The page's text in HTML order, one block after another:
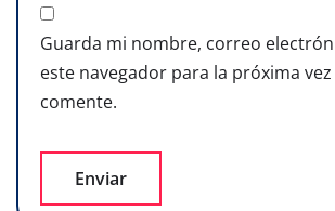
Guarda mi nombre, correo
este navegador para la próxima
comente.